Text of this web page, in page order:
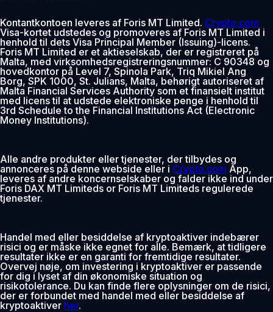
Kontantkontoen leveres af Foris MT Limited. Crypto.com
Visa-kortet udstedes og promoveres af Foris MT Limited i
henhold til dets Visa Principal Member (Issuing)-licens.
Foris MT Limited er et aktieselskab, der er registreret på
Malta, med virksomhedsregistreringsnummer: C 90348 og
hovedkontor på Level 7, Spinola Park, Triq Mikiel Ang
Borg, SPK 1000, St. Julians, Malta, behørigt autoriseret af
Malta Financial Services Authority som et finansielt institut
med licens til at udstede elektroniske penge i henhold til
3rd Schedule to the Financial Institutions Act (Electronic
Money Institutions).
Alle andre produkter eller tjenester, der tilbydes og
annonceres på denne webside eller i Crypto.com App,
leveres af andre koncernselskaber og falder ikke ind under
Foris DAX MT Limiteds or Foris MT Limiteds regulerede
tjenester.
Handel med eller besiddelse af kryptoaktiver indebærer
risici og er måske ikke egnet for alle. Bemærk, at tidligere
resultater ikke er en garanti for fremtidige resultater.
Overvej nøje, om investering i kryptoaktiver er passende
for dig i lyset af din økonomiske situation og
risikotolerance. Du kan finde flere oplysninger om de risici,
der er forbundet med handel med eller besiddelse af
kryptoaktiver her.